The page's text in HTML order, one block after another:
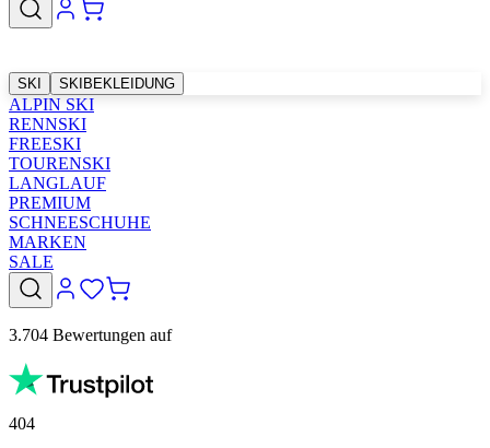
SKI SKIBEKLEIDUNG
ALPIN SKI
RENNSKI
FREESKI
TOURENSKI
LANGLAUF
PREMIUM
SCHNEESCHUHE
MARKEN
SALE
3.704 Bewertungen auf
404